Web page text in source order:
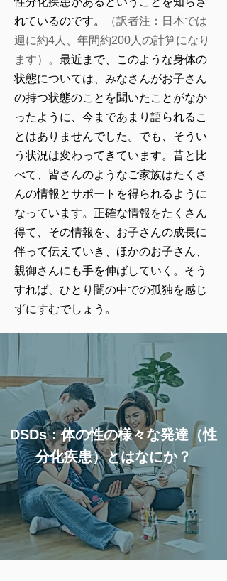
れているのです。
（訳者注：日本では
週に約4人、年間約200人の計算になり
ます）。 最近まで、このような身体の
状態については、みなさんがお子さん
の持つ状態のことを聞いたことがなか
ったように、今まであまり語られるこ
とはありませんでした。でも、そうい
う状況は変わってきています。昔と比
べて、皆さんのようなご家族はたくさ
んの情報とサポートを得られるように
なっています。正確な情報をたくさん
得て、その情報を、お子さんの成長に
伴って伝えていき、ほかのお子さん、
親御さんにも手を伸ばしていく。そう
すれば、ひとり闇の中での孤独を感じ
ずにすむでしょう。
DSDs：体の性の様々な発達（性
分化疾患）とはなにか？